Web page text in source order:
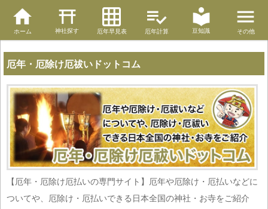
ホーム 神社探す 厄年早見表 厄年計算 豆知識 その他
厄年・厄除け厄祓いドットコム
【厄年・厄除け厄払いの専門サイト】厄年や厄除け・厄払いなどに
ついてや、厄除け・厄払いできる日本全国の神社・お寺をご紹介